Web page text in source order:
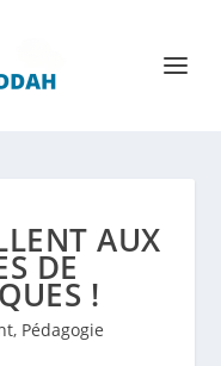
AUX
DE
!
, Pédagogie